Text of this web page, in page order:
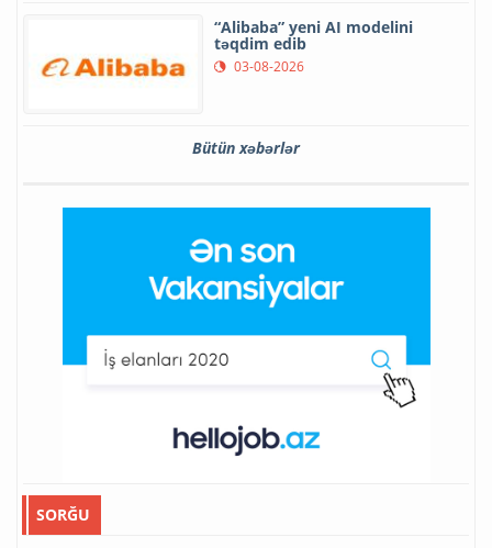
“Alibaba” yeni AI modelini
təqdim edib
03-08-2026
Bütün xəbərlər
SORĞU